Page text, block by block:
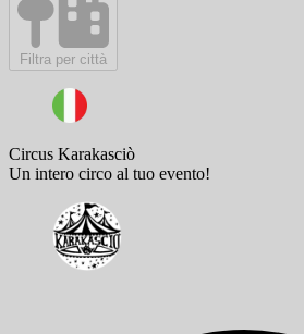
Filtra per città
Circus Karakasciò
Un intero circo al tuo evento!